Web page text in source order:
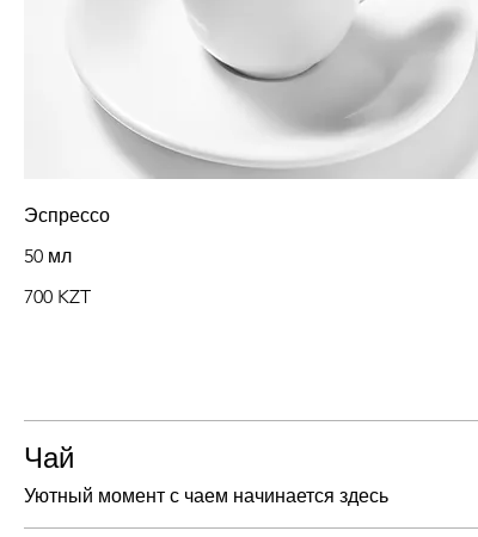
Эспрессо
50 мл
700 KZT
Чай
Уютный момент с чаем начинается здесь